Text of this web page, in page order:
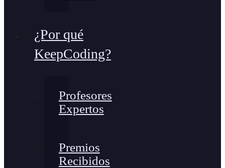
¿Por qué
KeepCoding?
Profesores
Expertos
Premios
Recibidos